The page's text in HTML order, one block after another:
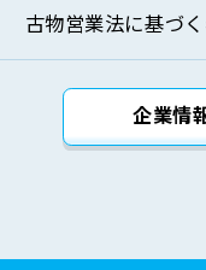
上記の利用目的を
目的が変更前の利
合理的に認めら
その内容をご本
的記録を含みま
ウェブサイト等
古物営業法に基づ
企業情